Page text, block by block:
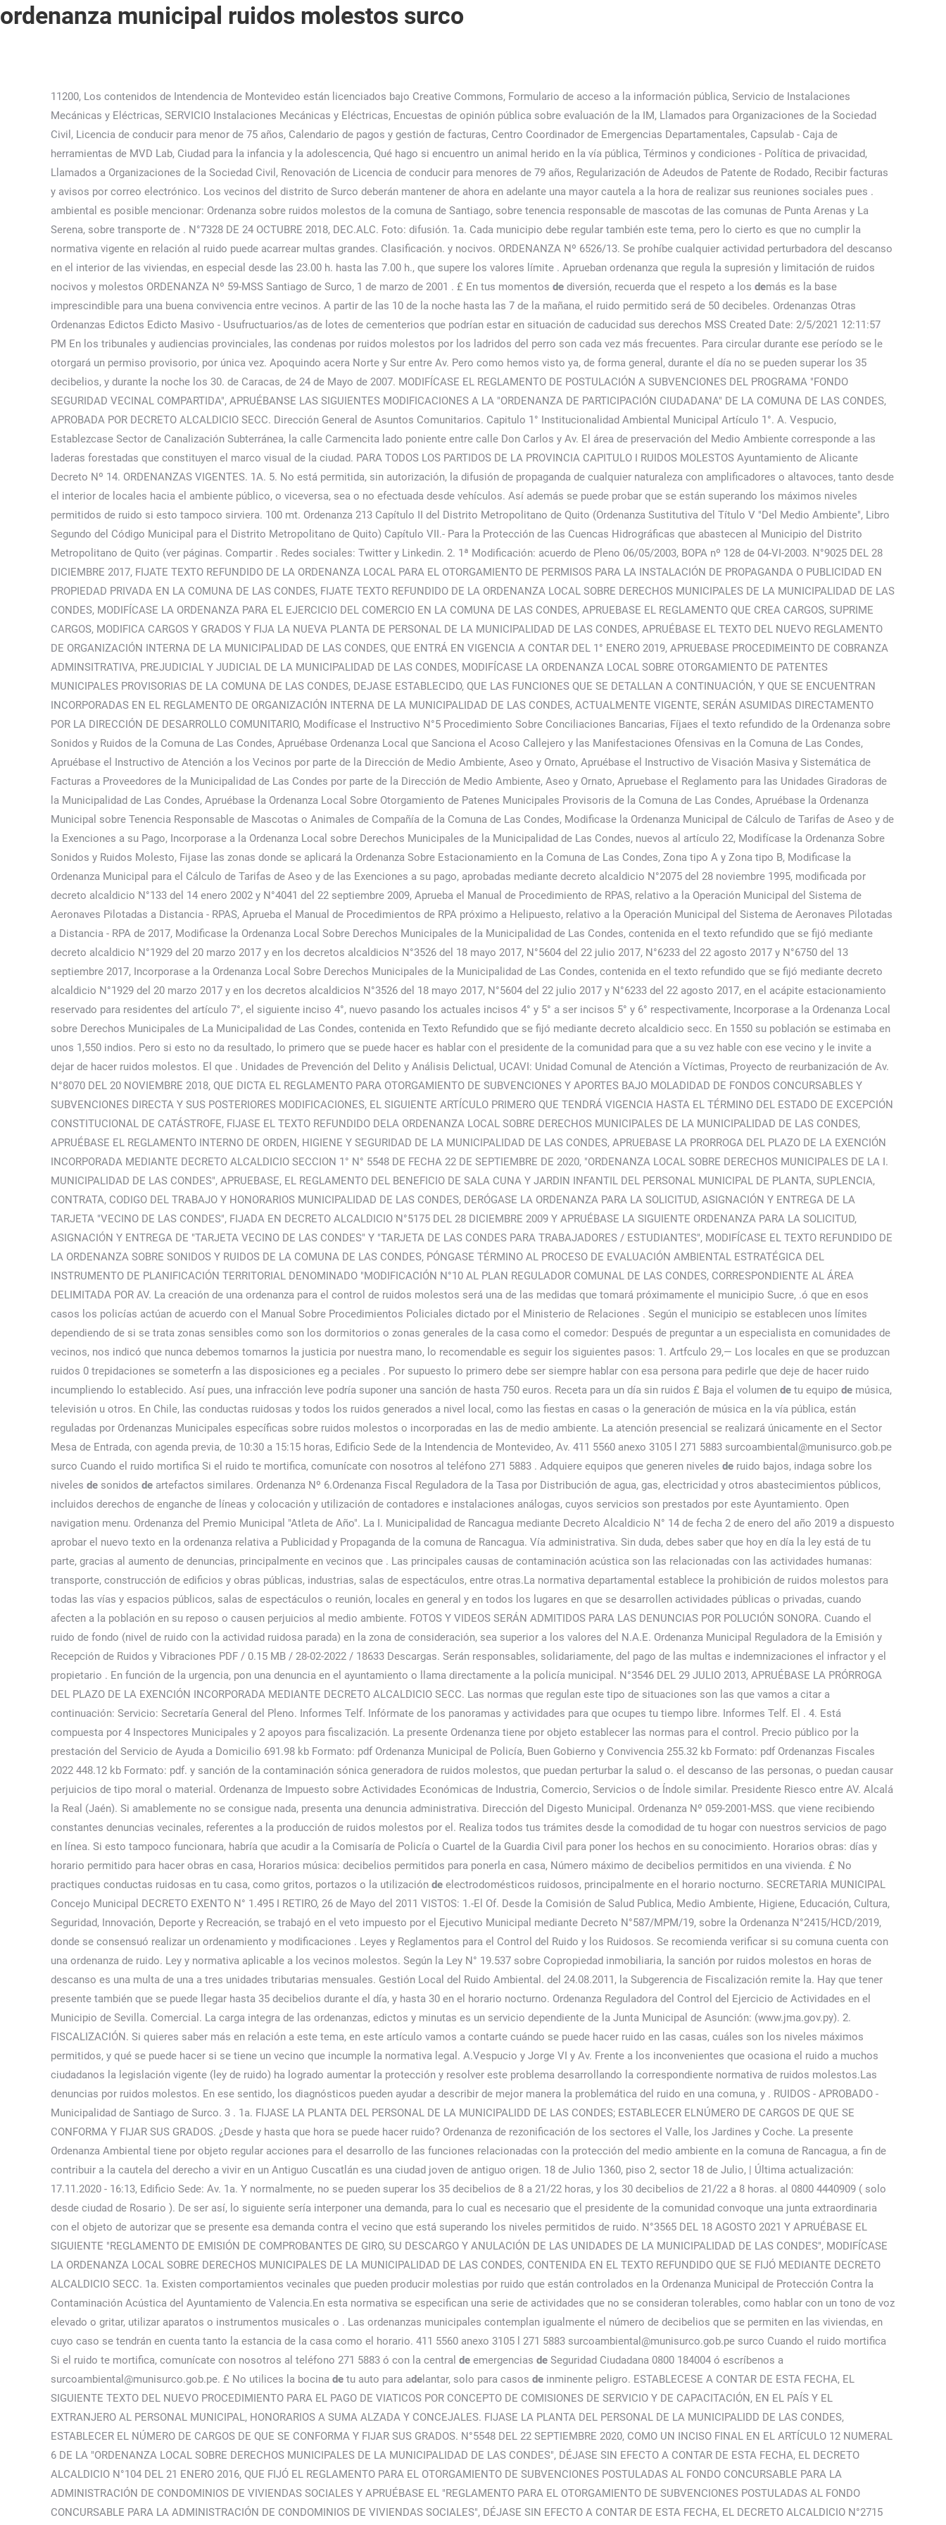
ordenanza municipal ruidos molestos surco
11200, Los contenidos de Intendencia de Montevideo están licenciados bajo Creative Commons, Formulario de acceso a la información pública, Servicio de Instalaciones
Mecánicas y Eléctricas, SERVICIO Instalaciones Mecánicas y Eléctricas, Encuestas de opinión pública sobre evaluación de la IM, Llamados para Organizaciones de la Sociedad
Civil, Licencia de conducir para menor de 75 años, Calendario de pagos y gestión de facturas, Centro Coordinador de Emergencias Departamentales, Capsulab - Caja de
herramientas de MVD Lab, Ciudad para la infancia y la adolescencia, Qué hago si encuentro un animal herido en la vía pública, Términos y condiciones - Política de privacidad,
Llamados a Organizaciones de la Sociedad Civil, Renovación de Licencia de conducir para menores de 79 años, Regularización de Adeudos de Patente de Rodado, Recibir facturas
y avisos por correo electrónico. Los vecinos del distrito de Surco deberán mantener de ahora en adelante una mayor cautela a la hora de realizar sus reuniones sociales pues .
ambiental es posible mencionar: Ordenanza sobre ruidos molestos de la comuna de Santiago, sobre tenencia responsable de mascotas de las comunas de Punta Arenas y La
Serena, sobre transporte de . N°7328 DE 24 OCTUBRE 2018, DEC.ALC. Foto: difusión. 1a. Cada municipio debe regular también este tema, pero lo cierto es que no cumplir la
normativa vigente en relación al ruido puede acarrear multas grandes. Clasificación. y nocivos. ORDENANZA Nº 6526/13. Se prohíbe cualquier actividad perturbadora del descanso
en el interior de las viviendas, en especial desde las 23.00 h. hasta las 7.00 h., que supere los valores límite . Aprueban ordenanza que regula la supresión y limitación de ruidos
nocivos y molestos ORDENANZA Nº 59-MSS Santiago de Surco, 1 de marzo de 2001 . £ En tus momentos de diversión, recuerda que el respeto a los demás es la base
imprescindible para una buena convivencia entre vecinos. A partir de las 10 de la noche hasta las 7 de la mañana, el ruido permitido será de 50 decibeles. Ordenanzas Otras
Ordenanzas Edictos Edicto Masivo - Usufructuarios/as de lotes de cementerios que podrían estar en situación de caducidad sus derechos MSS Created Date: 2/5/2021 12:11:57
PM En los tribunales y audiencias provinciales, las condenas por ruidos molestos por los ladridos del perro son cada vez más frecuentes. Para circular durante ese período se le
otorgará un permiso provisorio, por única vez. Apoquindo acera Norte y Sur entre Av. Pero como hemos visto ya, de forma general, durante el día no se pueden superar los 35
decibelios, y durante la noche los 30. de Caracas, de 24 de Mayo de 2007. MODIFÍCASE EL REGLAMENTO DE POSTULACIÓN A SUBVENCIONES DEL PROGRAMA "FONDO
SEGURIDAD VECINAL COMPARTIDA", APRUÉBANSE LAS SIGUIENTES MODIFICACIONES A LA "ORDENANZA DE PARTICIPACIÓN CIUDADANA" DE LA COMUNA DE LAS CONDES,
APROBADA POR DECRETO ALCALDICIO SECC. Dirección General de Asuntos Comunitarios. Capitulo 1° Institucionalidad Ambiental Municipal Artículo 1°. A. Vespucio,
Establezcase Sector de Canalización Subterránea, la calle Carmencita lado poniente entre calle Don Carlos y Av. El área de preservación del Medio Ambiente corresponde a las
laderas forestadas que constituyen el marco visual de la ciudad. PARA TODOS LOS PARTIDOS DE LA PROVINCIA CAPITULO I RUIDOS MOLESTOS Ayuntamiento de Alicante
Decreto Nº 14. ORDENANZAS VIGENTES. 1A. 5. No está permitida, sin autorización, la difusión de propaganda de cualquier naturaleza con amplificadores o altavoces, tanto desde
el interior de locales hacia el ambiente público, o viceversa, sea o no efectuada desde vehículos. Así además se puede probar que se están superando los máximos niveles
permitidos de ruido si esto tampoco sirviera. 100 mt. Ordenanza 213 Capítulo II del Distrito Metropolitano de Quito (Ordenanza Sustitutiva del Título V "Del Medio Ambiente", Libro
Segundo del Código Municipal para el Distrito Metropolitano de Quito) Capítulo VII.- Para la Protección de las Cuencas Hidrográficas que abastecen al Municipio del Distrito
Metropolitano de Quito (ver páginas. Compartir . Redes sociales: Twitter y Linkedin. 2. 1ª Modificación: acuerdo de Pleno 06/05/2003, BOPA nº 128 de 04-VI-2003. N°9025 DEL 28
DICIEMBRE 2017, FIJATE TEXTO REFUNDIDO DE LA ORDENANZA LOCAL PARA EL OTORGAMIENTO DE PERMISOS PARA LA INSTALACIÓN DE PROPAGANDA O PUBLICIDAD EN
PROPIEDAD PRIVADA EN LA COMUNA DE LAS CONDES, FIJATE TEXTO REFUNDIDO DE LA ORDENANZA LOCAL SOBRE DERECHOS MUNICIPALES DE LA MUNICIPALIDAD DE LAS
CONDES, MODIFÍCASE LA ORDENANZA PARA EL EJERCICIO DEL COMERCIO EN LA COMUNA DE LAS CONDES, APRUEBASE EL REGLAMENTO QUE CREA CARGOS, SUPRIME
CARGOS, MODIFICA CARGOS Y GRADOS Y FIJA LA NUEVA PLANTA DE PERSONAL DE LA MUNICIPALIDAD DE LAS CONDES, APRUÉBASE EL TEXTO DEL NUEVO REGLAMENTO
DE ORGANIZACIÓN INTERNA DE LA MUNICIPALIDAD DE LAS CONDES, QUE ENTRÁ EN VIGENCIA A CONTAR DEL 1° ENERO 2019, APRUEBASE PROCEDIMEINTO DE COBRANZA
ADMINSITRATIVA, PREJUDICIAL Y JUDICIAL DE LA MUNICIPALIDAD DE LAS CONDES, MODIFÍCASE LA ORDENANZA LOCAL SOBRE OTORGAMIENTO DE PATENTES
MUNICIPALES PROVISORIAS DE LA COMUNA DE LAS CONDES, DEJASE ESTABLECIDO, QUE LAS FUNCIONES QUE SE DETALLAN A CONTINUACIÓN, Y QUE SE ENCUENTRAN
INCORPORADAS EN EL REGLAMENTO DE ORGANIZACIÓN INTERNA DE LA MUNICIPALIDAD DE LAS CONDES, ACTUALMENTE VIGENTE, SERÁN ASUMIDAS DIRECTAMENTO
POR LA DIRECCIÓN DE DESARROLLO COMUNITARIO, Modifícase el Instructivo N°5 Procedimiento Sobre Conciliaciones Bancarias, Fíjaes el texto refundido de la Ordenanza sobre
Sonidos y Ruidos de la Comuna de Las Condes, Apruébase Ordenanza Local que Sanciona el Acoso Callejero y las Manifestaciones Ofensivas en la Comuna de Las Condes,
Apruébase el Instructivo de Atención a los Vecinos por parte de la Dirección de Medio Ambiente, Aseo y Ornato, Apruébase el Instructivo de Visación Masiva y Sistemática de
Facturas a Proveedores de la Municipalidad de Las Condes por parte de la Dirección de Medio Ambiente, Aseo y Ornato, Apruebase el Reglamento para las Unidades Giradoras de
la Municipalidad de Las Condes, Apruébase la Ordenanza Local Sobre Otorgamiento de Patenes Municipales Provisoris de la Comuna de Las Condes, Apruébase la Ordenanza
Municipal sobre Tenencia Responsable de Mascotas o Animales de Compañía de la Comuna de Las Condes, Modificase la Ordenanza Municipal de Cálculo de Tarifas de Aseo y de
la Exenciones a su Pago, Incorporase a la Ordenanza Local sobre Derechos Municipales de la Municipalidad de Las Condes, nuevos al artículo 22, Modifícase la Ordenanza Sobre
Sonidos y Ruidos Molesto, Fijase las zonas donde se aplicará la Ordenanza Sobre Estacionamiento en la Comuna de Las Condes, Zona tipo A y Zona tipo B, Modificase la
Ordenanza Municipal para el Cálculo de Tarifas de Aseo y de las Exenciones a su pago, aprobadas mediante decreto alcaldicio N°2075 del 28 noviembre 1995, modificada por
decreto alcaldicio N°133 del 14 enero 2002 y N°4041 del 22 septiembre 2009, Aprueba el Manual de Procedimiento de RPAS, relativo a la Operación Municipal del Sistema de
Aeronaves Pilotadas a Distancia - RPAS, Aprueba el Manual de Procedimientos de RPA próximo a Helipuesto, relativo a la Operación Municipal del Sistema de Aeronaves Pilotadas
a Distancia - RPA de 2017, Modificase la Ordenanza Local Sobre Derechos Municipales de la Municipalidad de Las Condes, contenida en el texto refundido que se fijó mediante
decreto alcaldicio N°1929 del 20 marzo 2017 y en los decretos alcaldicios N°3526 del 18 mayo 2017, N°5604 del 22 julio 2017, N°6233 del 22 agosto 2017 y N°6750 del 13
septiembre 2017, Incorporase a la Ordenanza Local Sobre Derechos Municipales de la Municipalidad de Las Condes, contenida en el texto refundido que se fijó mediante decreto
alcaldicio N°1929 del 20 marzo 2017 y en los decretos alcaldicios N°3526 del 18 mayo 2017, N°5604 del 22 julio 2017 y N°6233 del 22 agosto 2017, en el acápite estacionamiento
reservado para residentes del artículo 7°, el siguiente inciso 4°, nuevo pasando los actuales incisos 4° y 5° a ser incisos 5° y 6° respectivamente, Incorporase a la Ordenanza Local
sobre Derechos Municipales de La Municipalidad de Las Condes, contenida en Texto Refundido que se fijó mediante decreto alcaldicio secc. En 1550 su población se estimaba en
unos 1,550 indios. Pero si esto no da resultado, lo primero que se puede hacer es hablar con el presidente de la comunidad para que a su vez hable con ese vecino y le invite a
dejar de hacer ruidos molestos. El que . Unidades de Prevención del Delito y Análisis Delictual, UCAVI: Unidad Comunal de Atención a Víctimas, Proyecto de reurbanización de Av.
N°8070 DEL 20 NOVIEMBRE 2018, QUE DICTA EL REGLAMENTO PARA OTORGAMIENTO DE SUBVENCIONES Y APORTES BAJO MOLADIDAD DE FONDOS CONCURSABLES Y
SUBVENCIONES DIRECTA Y SUS POSTERIORES MODIFICACIONES, EL SIGUIENTE ARTÍCULO PRIMERO QUE TENDRÁ VIGENCIA HASTA EL TÉRMINO DEL ESTADO DE EXCEPCIÓN
CONSTITUCIONAL DE CATÁSTROFE, FIJASE EL TEXTO REFUNDIDO DELA ORDENANZA LOCAL SOBRE DERECHOS MUNICIPALES DE LA MUNICIPALIDAD DE LAS CONDES,
APRUÉBASE EL REGLAMENTO INTERNO DE ORDEN, HIGIENE Y SEGURIDAD DE LA MUNICIPALIDAD DE LAS CONDES, APRUEBASE LA PRORROGA DEL PLAZO DE LA EXENCIÓN
INCORPORADA MEDIANTE DECRETO ALCALDICIO SECCION 1° N° 5548 DE FECHA 22 DE SEPTIEMBRE DE 2020, "ORDENANZA LOCAL SOBRE DERECHOS MUNICIPALES DE LA I.
MUNICIPALIDAD DE LAS CONDES", APRUEBASE, EL REGLAMENTO DEL BENEFICIO DE SALA CUNA Y JARDIN INFANTIL DEL PERSONAL MUNICIPAL DE PLANTA, SUPLENCIA,
CONTRATA, CODIGO DEL TRABAJO Y HONORARIOS MUNICIPALIDAD DE LAS CONDES, DERÓGASE LA ORDENANZA PARA LA SOLICITUD, ASIGNACIÓN Y ENTREGA DE LA
TARJETA "VECINO DE LAS CONDES", FIJADA EN DECRETO ALCALDICIO N°5175 DEL 28 DICIEMBRE 2009 Y APRUÉBASE LA SIGUIENTE ORDENANZA PARA LA SOLICITUD,
ASIGNACIÓN Y ENTREGA DE "TARJETA VECINO DE LAS CONDES" Y "TARJETA DE LAS CONDES PARA TRABAJADORES / ESTUDIANTES", MODIFÍCASE EL TEXTO REFUNDIDO DE
LA ORDENANZA SOBRE SONIDOS Y RUIDOS DE LA COMUNA DE LAS CONDES, PÓNGASE TÉRMINO AL PROCESO DE EVALUACIÓN AMBIENTAL ESTRATÉGICA DEL
INSTRUMENTO DE PLANIFICACIÓN TERRITORIAL DENOMINADO "MODIFICACIÓN N°10 AL PLAN REGULADOR COMUNAL DE LAS CONDES, CORRESPONDIENTE AL ÁREA
DELIMITADA POR AV. La creación de una ordenanza para el control de ruidos molestos será una de las medidas que tomará próximamente el municipio Sucre, .ó que en esos
casos los policías actúan de acuerdo con el Manual Sobre Procedimientos Policiales dictado por el Ministerio de Relaciones . Según el municipio se establecen unos límites
dependiendo de si se trata zonas sensibles como son los dormitorios o zonas generales de la casa como el comedor: Después de preguntar a un especialista en comunidades de
vecinos, nos indicó que nunca debemos tomarnos la justicia por nuestra mano, lo recomendable es seguir los siguientes pasos: 1. Artfculo 29,— Los locales en que se produzcan
ruidos 0 trepidaciones se someterfn a las disposiciones eg a peciales . Por supuesto lo primero debe ser siempre hablar con esa persona para pedirle que deje de hacer ruido
incumpliendo lo establecido. Así pues, una infracción leve podría suponer una sanción de hasta 750 euros. Receta para un día sin ruidos £ Baja el volumen de tu equipo de música,
televisión u otros. En Chile, las conductas ruidosas y todos los ruidos generados a nivel local, como las fiestas en casas o la generación de música en la vía pública, están
reguladas por Ordenanzas Municipales específicas sobre ruidos molestos o incorporadas en las de medio ambiente. La atención presencial se realizará únicamente en el Sector
Mesa de Entrada, con agenda previa, de 10:30 a 15:15 horas, Edificio Sede de la Intendencia de Montevideo, Av. 411 5560 anexo 3105 l 271 5883 surcoambiental@munisurco.gob.pe
surco Cuando el ruido mortifica Si el ruido te mortifica, comunícate con nosotros al teléfono 271 5883 . Adquiere equipos que generen niveles de ruido bajos, indaga sobre los
niveles de sonidos de artefactos similares. Ordenanza Nº 6.Ordenanza Fiscal Reguladora de la Tasa por Distribución de agua, gas, electricidad y otros abastecimientos públicos,
incluidos derechos de enganche de líneas y colocación y utilización de contadores e instalaciones análogas, cuyos servicios son prestados por este Ayuntamiento. Open
navigation menu. Ordenanza del Premio Municipal "Atleta de Año". La I. Municipalidad de Rancagua mediante Decreto Alcaldicio N° 14 de fecha 2 de enero del año 2019 a dispuesto
aprobar el nuevo texto en la ordenanza relativa a Publicidad y Propaganda de la comuna de Rancagua. Vía administrativa. Sin duda, debes saber que hoy en día la ley está de tu
parte, gracias al aumento de denuncias, principalmente en vecinos que . Las principales causas de contaminación acústica son las relacionadas con las actividades humanas:
transporte, construcción de edificios y obras públicas, industrias, salas de espectáculos, entre otras.La normativa departamental establece la prohibición de ruidos molestos para
todas las vías y espacios públicos, salas de espectáculos o reunión, locales en general y en todos los lugares en que se desarrollen actividades públicas o privadas, cuando
afecten a la población en su reposo o causen perjuicios al medio ambiente. FOTOS Y VIDEOS SERÁN ADMITIDOS PARA LAS DENUNCIAS POR POLUCIÓN SONORA. Cuando el
ruido de fondo (nivel de ruido con la actividad ruidosa parada) en la zona de consideración, sea superior a los valores del N.A.E. Ordenanza Municipal Reguladora de la Emisión y
Recepción de Ruidos y Vibraciones PDF / 0.15 MB / 28-02-2022 / 18633 Descargas. Serán responsables, solidariamente, del pago de las multas e indemnizaciones el infractor y el
propietario . En función de la urgencia, pon una denuncia en el ayuntamiento o llama directamente a la policía municipal. N°3546 DEL 29 JULIO 2013, APRUÉBASE LA PRÓRROGA
DEL PLAZO DE LA EXENCIÓN INCORPORADA MEDIANTE DECRETO ALCALDICIO SECC. Las normas que regulan este tipo de situaciones son las que vamos a citar a
continuación: Servicio: Secretaría General del Pleno. Informes Telf. Infórmate de los panoramas y actividades para que ocupes tu tiempo libre. Informes Telf. El . 4. Está
compuesta por 4 Inspectores Municipales y 2 apoyos para fiscalización. La presente Ordenanza tiene por objeto establecer las normas para el control. Precio público por la
prestación del Servicio de Ayuda a Domicilio 691.98 kb Formato: pdf Ordenanza Municipal de Policía, Buen Gobierno y Convivencia 255.32 kb Formato: pdf Ordenanzas Fiscales
2022 448.12 kb Formato: pdf. y sanción de la contaminación sónica generadora de ruidos molestos, que puedan perturbar la salud o. el descanso de las personas, o puedan causar
perjuicios de tipo moral o material. Ordenanza de Impuesto sobre Actividades Económicas de Industria, Comercio, Servicios o de Índole similar. Presidente Riesco entre AV. Alcalá
la Real (Jaén). Si amablemente no se consigue nada, presenta una denuncia administrativa. Dirección del Digesto Municipal. Ordenanza Nº 059-2001-MSS. que viene recibiendo
constantes denuncias vecinales, referentes a la producción de ruidos molestos por el. Realiza todos tus trámites desde la comodidad de tu hogar con nuestros servicios de pago
en línea. Si esto tampoco funcionara, habría que acudir a la Comisaría de Policía o Cuartel de la Guardia Civil para poner los hechos en su conocimiento. Horarios obras: días y
horario permitido para hacer obras en casa, Horarios música: decibelios permitidos para ponerla en casa, Número máximo de decibelios permitidos en una vivienda. £ No
practiques conductas ruidosas en tu casa, como gritos, portazos o la utilización de electrodomésticos ruidosos, principalmente en el horario nocturno. SECRETARIA MUNICIPAL
Concejo Municipal DECRETO EXENTO N° 1.495 I RETIRO, 26 de Mayo del 2011 VISTOS: 1.-El Of. Desde la Comisión de Salud Publica, Medio Ambiente, Higiene, Educación, Cultura,
Seguridad, Innovación, Deporte y Recreación, se trabajó en el veto impuesto por el Ejecutivo Municipal mediante Decreto N°587/MPM/19, sobre la Ordenanza N°2415/HCD/2019,
donde se consensuó realizar un ordenamiento y modificaciones . Leyes y Reglamentos para el Control del Ruido y los Ruidosos. Se recomienda verificar si su comuna cuenta con
una ordenanza de ruido. Ley y normativa aplicable a los vecinos molestos. Según la Ley N° 19.537 sobre Copropiedad inmobiliaria, la sanción por ruidos molestos en horas de
descanso es una multa de una a tres unidades tributarias mensuales. Gestión Local del Ruido Ambiental. del 24.08.2011, la Subgerencia de Fiscalización remite la. Hay que tener
presente también que se puede llegar hasta 35 decibelios durante el día, y hasta 30 en el horario nocturno. Ordenanza Reguladora del Control del Ejercicio de Actividades en el
Municipio de Sevilla. Comercial. La carga integra de las ordenanzas, edictos y minutas es un servicio dependiente de la Junta Municipal de Asunción: (www.jma.gov.py). 2.
FISCALIZACIÓN. Si quieres saber más en relación a este tema, en este artículo vamos a contarte cuándo se puede hacer ruido en las casas, cuáles son los niveles máximos
permitidos, y qué se puede hacer si se tiene un vecino que incumple la normativa legal. A.Vespucio y Jorge VI y Av. Frente a los inconvenientes que ocasiona el ruido a muchos
ciudadanos la legislación vigente (ley de ruido) ha logrado aumentar la protección y resolver este problema desarrollando la correspondiente normativa de ruidos molestos.Las
denuncias por ruidos molestos. En ese sentido, los diagnósticos pueden ayudar a describir de mejor manera la problemática del ruido en una comuna, y . RUIDOS - APROBADO -
Municipalidad de Santiago de Surco. 3 . 1a. FIJASE LA PLANTA DEL PERSONAL DE LA MUNICIPALIDD DE LAS CONDES; ESTABLECER ELNÚMERO DE CARGOS DE QUE SE
CONFORMA Y FIJAR SUS GRADOS. ¿Desde y hasta que hora se puede hacer ruido? Ordenanza de rezonificación de los sectores el Valle, los Jardines y Coche. La presente
Ordenanza Ambiental tiene por objeto regular acciones para el desarrollo de las funciones relacionadas con la protección del medio ambiente en la comuna de Rancagua, a fin de
contribuir a la cautela del derecho a vivir en un Antiguo Cuscatlán es una ciudad joven de antiguo origen. 18 de Julio 1360, piso 2, sector 18 de Julio, | Última actualización:
17.11.2020 - 16:13, Edificio Sede: Av. 1a. Y normalmente, no se pueden superar los 35 decibelios de 8 a 21/22 horas, y los 30 decibelios de 21/22 a 8 horas. al 0800 4440909 ( solo
desde ciudad de Rosario ). De ser así, lo siguiente sería interponer una demanda, para lo cual es necesario que el presidente de la comunidad convoque una junta extraordinaria
con el objeto de autorizar que se presente esa demanda contra el vecino que está superando los niveles permitidos de ruido. N°3565 DEL 18 AGOSTO 2021 Y APRUÉBASE EL
SIGUIENTE "REGLAMENTO DE EMISIÓN DE COMPROBANTES DE GIRO, SU DESCARGO Y ANULACIÓN DE LAS UNIDADES DE LA MUNICIPALIDAD DE LAS CONDES", MODIFÍCASE
LA ORDENANZA LOCAL SOBRE DERECHOS MUNICIPALES DE LA MUNICIPALIDAD DE LAS CONDES, CONTENIDA EN EL TEXTO REFUNDIDO QUE SE FIJÓ MEDIANTE DECRETO
ALCALDICIO SECC. 1a. Existen comportamientos vecinales que pueden producir molestias por ruido que están controlados en la Ordenanza Municipal de Protección Contra la
Contaminación Acústica del Ayuntamiento de Valencia.En esta normativa se especifican una serie de actividades que no se consideran tolerables, como hablar con un tono de voz
elevado o gritar, utilizar aparatos o instrumentos musicales o . Las ordenanzas municipales contemplan igualmente el número de decibelios que se permiten en las viviendas, en
cuyo caso se tendrán en cuenta tanto la estancia de la casa como el horario. 411 5560 anexo 3105 l 271 5883 surcoambiental@munisurco.gob.pe surco Cuando el ruido mortifica
Si el ruido te mortifica, comunícate con nosotros al teléfono 271 5883 ó con la central de emergencias de Seguridad Ciudadana 0800 184004 ó escríbenos a
surcoambiental@munisurco.gob.pe. £ No utilices la bocina de tu auto para ade lantar, solo para casos de inminente peligro. ESTABLECESE A CONTAR DE ESTA FECHA, EL
SIGUIENTE TEXTO DEL NUEVO PROCEDIMIENTO PARA EL PAGO DE VIATICOS POR CONCEPTO DE COMISIONES DE SERVICIO Y DE CAPACITACIÓN, EN EL PAÍS Y EL
EXTRANJERO AL PERSONAL MUNICIPAL, HONORARIOS A SUMA ALZADA Y CONCEJALES. FIJASE LA PLANTA DEL PERSONAL DE LA MUNICIPALIDD DE LAS CONDES,
ESTABLECER EL NÚMERO DE CARGOS DE QUE SE CONFORMA Y FIJAR SUS GRADOS. N°5548 DEL 22 SEPTIEMBRE 2020, COMO UN INCISO FINAL EN EL ARTÍCULO 12 NUMERAL
6 DE LA "ORDENANZA LOCAL SOBRE DERECHOS MUNICIPALES DE LA MUNICIPALIDAD DE LAS CONDES", DÉJASE SIN EFECTO A CONTAR DE ESTA FECHA, EL DECRETO
ALCALDICIO N°104 DEL 21 ENERO 2016, QUE FIJÓ EL REGLAMENTO PARA EL OTORGAMIENTO DE SUBVENCIONES POSTULADAS AL FONDO CONCURSABLE PARA LA
ADMINISTRACIÓN DE CONDOMINIOS DE VIVIENDAS SOCIALES Y APRUÉBASE EL "REGLAMENTO PARA EL OTORGAMIENTO DE SUBVENCIONES POSTULADAS AL FONDO
CONCURSABLE PARA LA ADMINISTRACIÓN DE CONDOMINIOS DE VIVIENDAS SOCIALES", DÉJASE SIN EFECTO A CONTAR DE ESTA FECHA, EL DECRETO ALCALDICIO N°2715